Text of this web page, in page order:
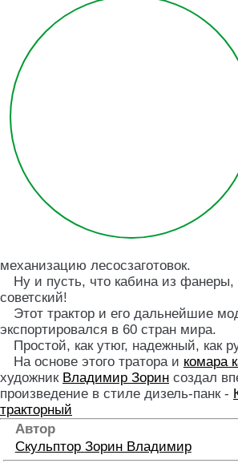
механизацию лесосзаготовок.
Ну и пусть, что кабина из фанеры,
советский!
Этот трактор и его дальнейшие
экспортировался в 60 стран мира.
Простой, как утюг, надежный, как
На основе этого тратора и комара
художник Владимир Зорин создал
произведение в стиле дизель-панк -
тракторный
Автор
Скульптор Зорин Владимир